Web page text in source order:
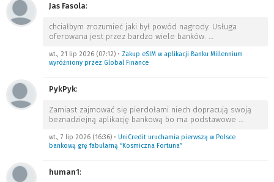
Jas Fasola:
chciałbym zrozumieć jaki był powód nagrody. Usługa
oferowana jest przez bardzo wiele banków. …
wt., 21 lip 2026 (07:12) • Zakup eSIM w aplikacji Banku Millennium
wyróżniony przez Global Finance
PykPyk:
Zamiast zajmować się pierdołami niech dopracują swoją
beznadziejną aplikację bankową bo ma podstawowe …
wt., 7 lip 2026 (16:36) • UniCredit uruchamia pierwszą w Polsce
bankową grę fabularną “Kosmiczna Fortuna”
human1: